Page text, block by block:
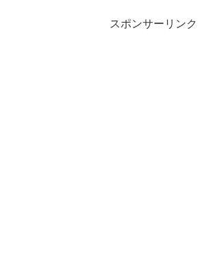
スポンサーリンク